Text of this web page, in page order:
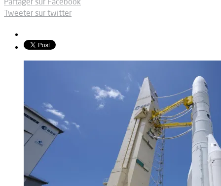
Tweeter sur twitter